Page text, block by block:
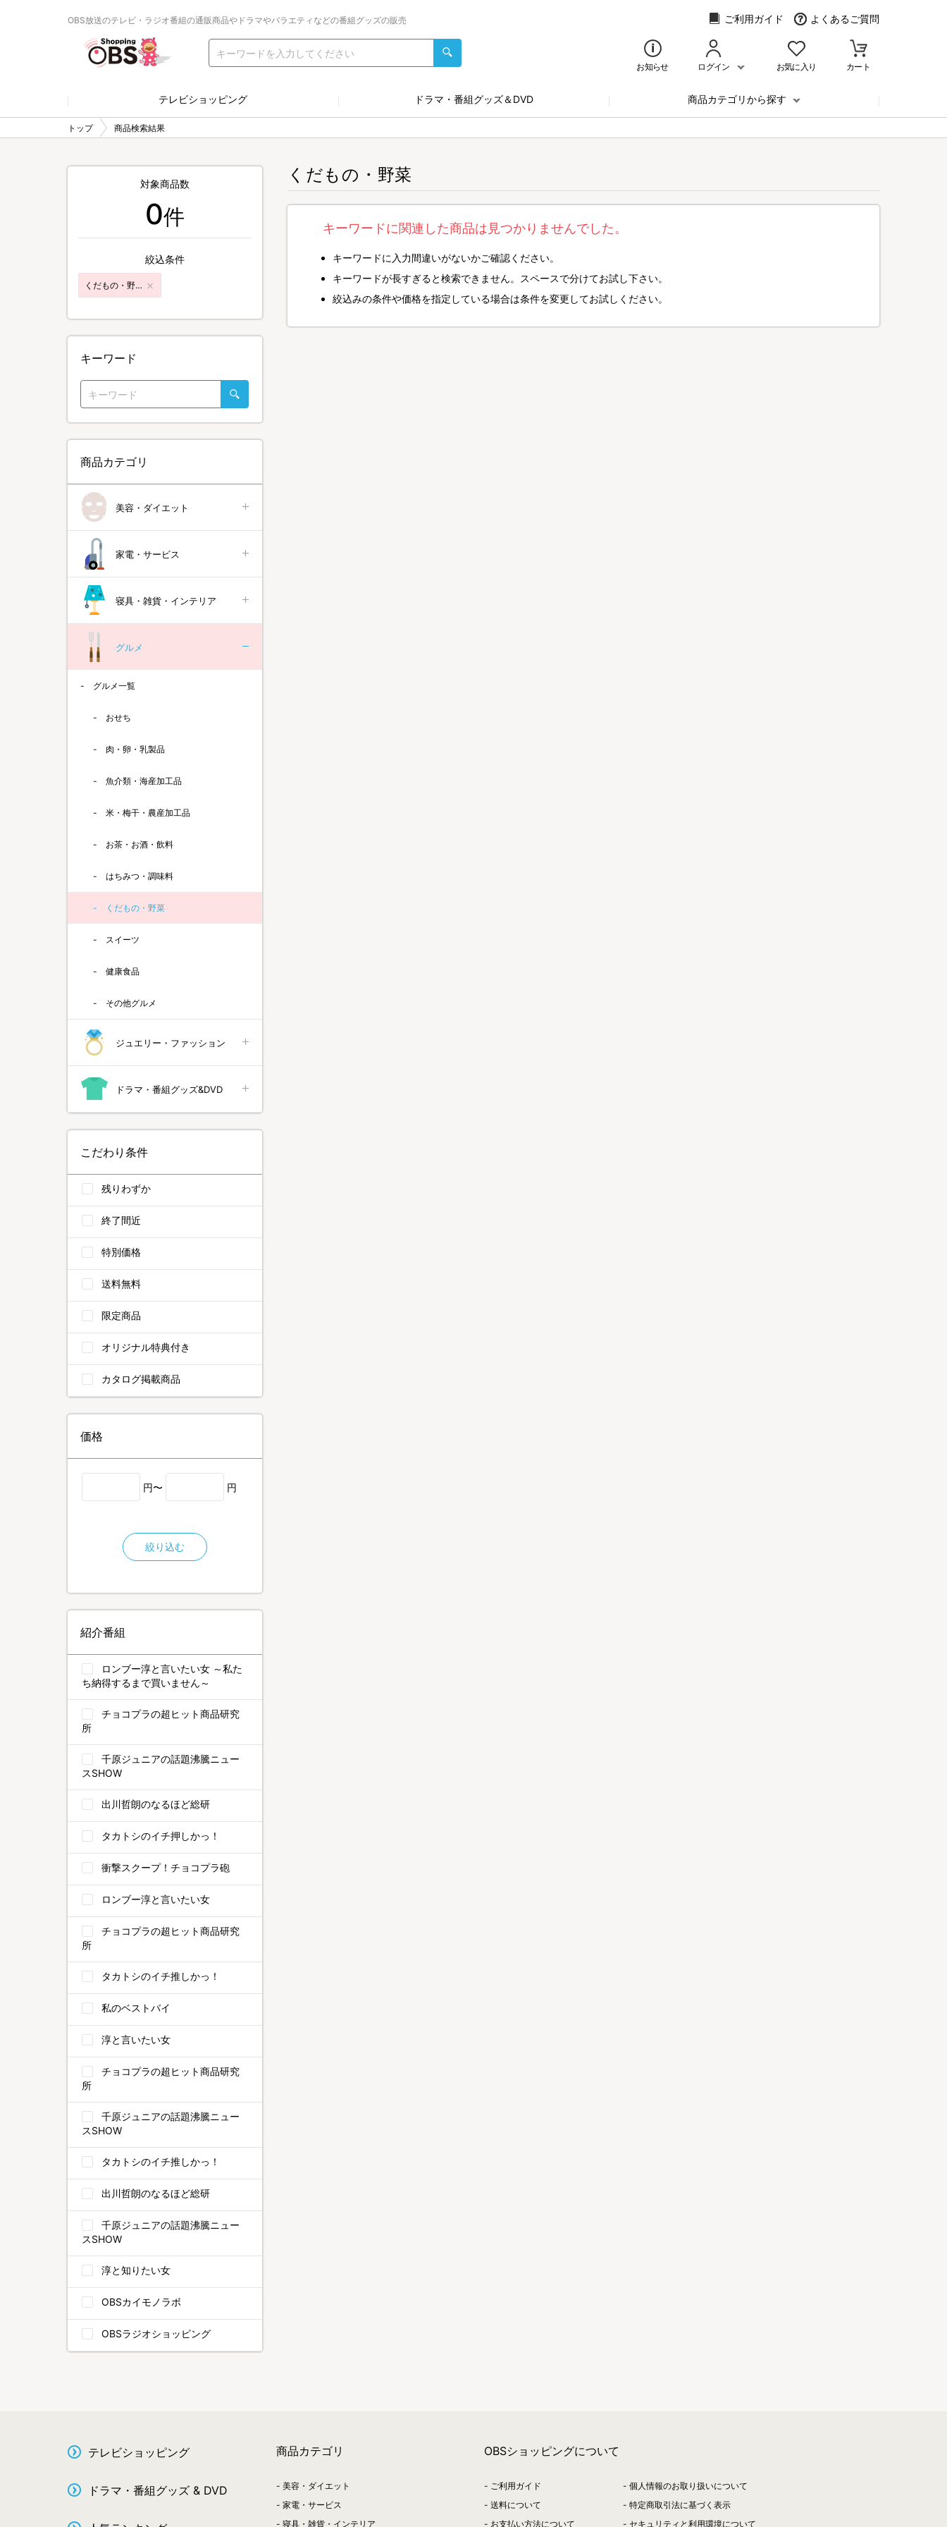
OBS放送のテレビ・ラジオ番組の通販商品やドラマやバラエティなどの番組グッズの販売 ご利用ガイド よくあるご質問
お知らせ ログイン お気に入り カート
テレビショッピング ドラマ・番組グッズ＆DVD 商品カテゴリから探す
トップ 商品検索結果
くだもの・野菜
キーワードに関連した商品は見つかりませんでした。
キーワードに入力間違いがないかご確認ください。
キーワードが長すぎると検索できません。スペースで分けてお試し下さい。
絞込みの条件や価格を指定している場合は条件を変更してお試しください。
対象商品数
0件
絞込条件
くだもの・野菜
キーワード
商品カテゴリ
美容・ダイエット
家電・サービス
寝具・雑貨・インテリア
グルメ
グルメ一覧
おせち
肉・卵・乳製品
魚介類・海産加工品
米・梅干・農産加工品
お茶・お酒・飲料
はちみつ・調味料
くだもの・野菜
スイーツ
健康食品
その他グルメ
ジュエリー・ファッション
ドラマ・番組グッズ&DVD
こだわり条件
残りわずか
終了間近
特別価格
送料無料
限定商品
オリジナル特典付き
カタログ掲載商品
価格
円〜 円
絞り込む
紹介番組
ロンブー淳と言いたい女 ～私た
ち納得するまで買いません～
チョコプラの超ヒット商品研究
所
千原ジュニアの話題沸騰ニュー
スSHOW
出川哲朗のなるほど総研
タカトシのイチ押しかっ！
衝撃スクープ！チョコプラ砲
ロンブー淳と言いたい女
チョコプラの超ヒット商品研究
所
タカトシのイチ推しかっ！
私のベストバイ
淳と言いたい女
チョコプラの超ヒット商品研究
所
千原ジュニアの話題沸騰ニュー
スSHOW
タカトシのイチ推しかっ！
出川哲朗のなるほど総研
千原ジュニアの話題沸騰ニュー
スSHOW
淳と知りたい女
OBSカイモノラボ
OBSラジオショッピング
テレビショッピング
ドラマ・番組グッズ & DVD
商品カテゴリ
美容・ダイエット
家電・サービス
寝具・雑貨・インテリア
OBSショッピングについて
ご利用ガイド
送料について
お支払い方法について
個人情報のお取り扱いについて
特定商取引法に基づく表示
セキュリティと利用環境について